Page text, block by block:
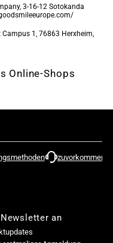
3-16-12 Sotokanda
Campus 1, 76863 Herxheim,
Online-Shops
an